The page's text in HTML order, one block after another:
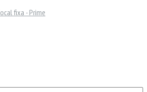
fixa - Prime